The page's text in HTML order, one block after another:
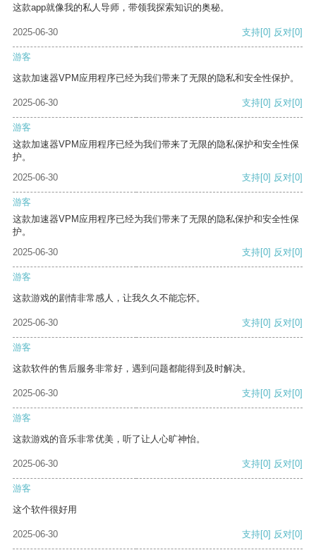
这款app就像我的私人导师，带领我探索知识的奥秘。
2025-06-30 支持[0] 反对[0]
游客
这款加速器VPM应用程序已经为我们带来了无限的隐私和安全性保护。
2025-06-30 支持[0] 反对[0]
游客
这款加速器VPM应用程序已经为我们带来了无限的隐私保护和安全性保
护。
2025-06-30
支持[0] 反对[0]
游客
这款加速器VPM应用程序已经为我们带来了无限的隐私保护和安全性保
护。
2025-06-30
支持[0] 反对[0]
游客
这款游戏的剧情非常感人，让我久久不能忘怀。
2025-06-30 支持[0] 反对[0]
游客
这款软件的售后服务非常好，遇到问题都能得到及时解决。
2025-06-30 支持[0] 反对[0]
游客
这款游戏的音乐非常优美，听了让人心旷神怡。
2025-06-30 支持[0] 反对[0]
游客
这个软件很好用
2025-06-30 支持[0] 反对[0]